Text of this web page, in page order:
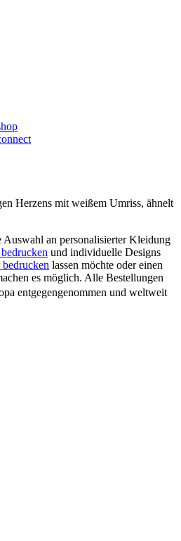
Auswahl an personalisierter Kleidung
und individuelle Designs
lassen möchte oder einen
es möglich. Alle Bestellungen
entgegengenommen und weltweit